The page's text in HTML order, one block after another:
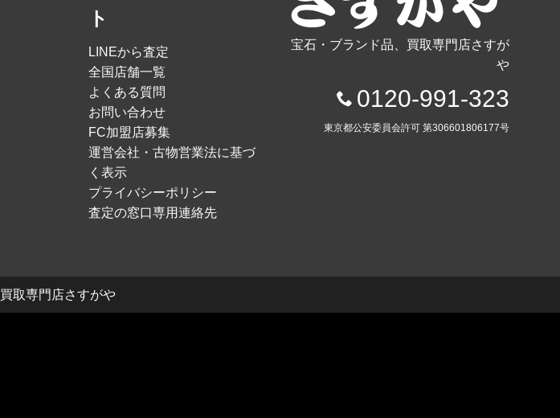
ト
LINEから査定
全国店舗一覧
よくある質問
お問い合わせ
FC加盟店募集
運営会社・古物営業法に基づ
く表示
プライバシーポリシー
査定の窓口専用連絡先
宝石・ブランド品、買取専門店さすが
や
0120-991-323
東京都公安委員会許可 第306601806177号
買取専門店さすがや